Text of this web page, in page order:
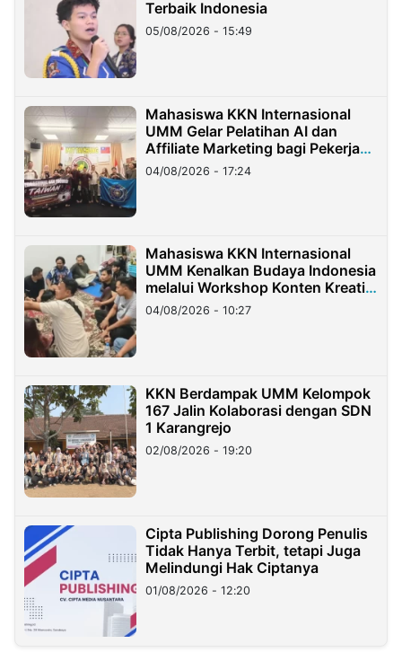
Terbaik Indonesia
05/08/2026 - 15:49
Mahasiswa KKN Internasional
UMM Gelar Pelatihan AI dan
Affiliate Marketing bagi Pekerja
Migran Indonesia di Taiwan
04/08/2026 - 17:24
Mahasiswa KKN Internasional
UMM Kenalkan Budaya Indonesia
melalui Workshop Konten Kreatif
di Taiwan
04/08/2026 - 10:27
KKN Berdampak UMM Kelompok
167 Jalin Kolaborasi dengan SDN
1 Karangrejo
02/08/2026 - 19:20
Cipta Publishing Dorong Penulis
Tidak Hanya Terbit, tetapi Juga
Melindungi Hak Ciptanya
01/08/2026 - 12:20